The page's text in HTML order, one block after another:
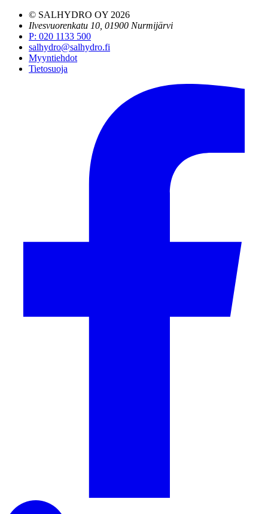
© SALHYDRO OY 2026
Ilvesvuorenkatu 10, 01900 Nurmijärvi
P: 020 1133 500
salhydro@salhydro.fi
Myyntiehdot
Tietosuoja